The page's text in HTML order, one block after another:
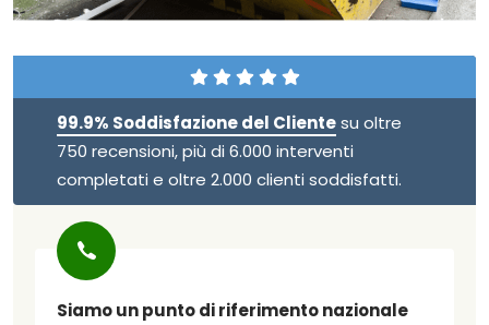
99.9% Soddisfazione del Clientesu oltre
750 recensioni, più di 6.000 interventi
completati e oltre 2.000 clienti soddisfatti.
Siamo un punto di riferimento nazionale